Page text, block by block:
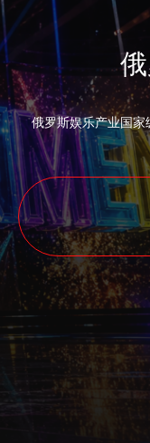
俄罗斯娱乐产业国